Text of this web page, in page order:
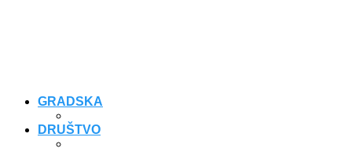
GRADSKA
DRUŠTVO